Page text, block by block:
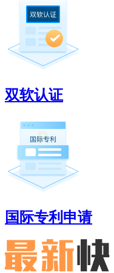
双软认证
国际专利申请